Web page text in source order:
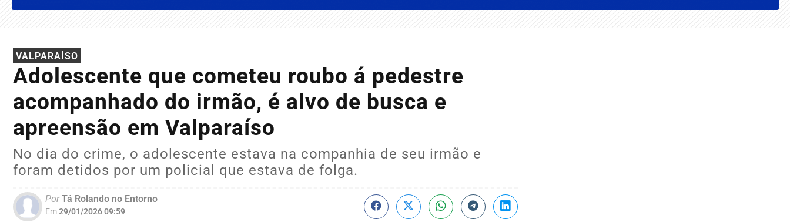
VALPARAÍSO
Adolescente que cometeu roubo á pedestre
acompanhado do irmão, é alvo de busca e
apreensão em Valparaíso
No dia do crime, o adolescente estava na companhia de seu irmão e
foram detidos por um policial que estava de folga.
PorTá Rolando no Entorno
Em29/01/2026 09:59